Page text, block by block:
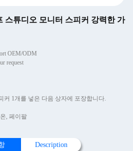
스튜디오 모니터 스피커 강력한 가
OEM/ODM
request
커 1개를 넣은 다음 상자에 포장합니다.
, 페이팔
Description